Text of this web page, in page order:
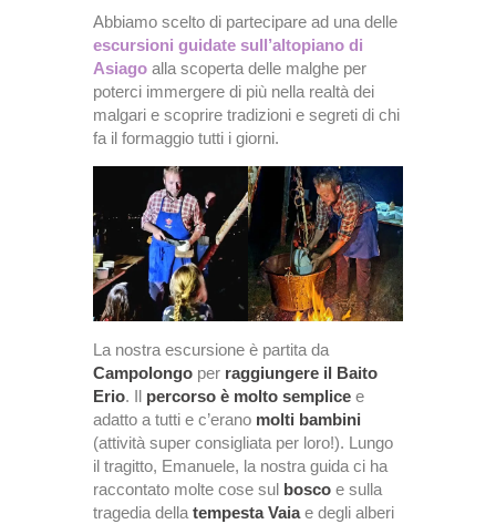
Abbiamo scelto di partecipare ad una delle
escursioni guidate sull’altopiano di
Asiago alla scoperta delle malghe per
poterci immergere di più nella realtà dei
malgari e scoprire tradizioni e segreti di chi
fa il formaggio tutti i giorni.
La nostra escursione è partita da
Campolongo per raggiungere il Baito
Erio. Il percorso è molto semplice e
adatto a tutti e c’erano molti bambini
(attività super consigliata per loro!). Lungo
il tragitto, Emanuele, la nostra guida ci ha
raccontato molte cose sul bosco e sulla
tragedia dellatempesta Vaiae degli alberi